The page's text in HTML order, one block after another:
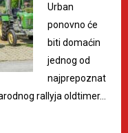
Urban
ponovno će
biti domaćin
jednog od
najprepoznat
rallyja oldtimer…